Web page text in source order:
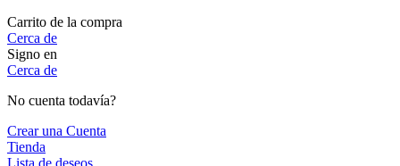
Carrito de la compra
Cerca de
Signo en
Cerca de
No cuenta todavía?
Crear una Cuenta
Tienda
Lista de deseos